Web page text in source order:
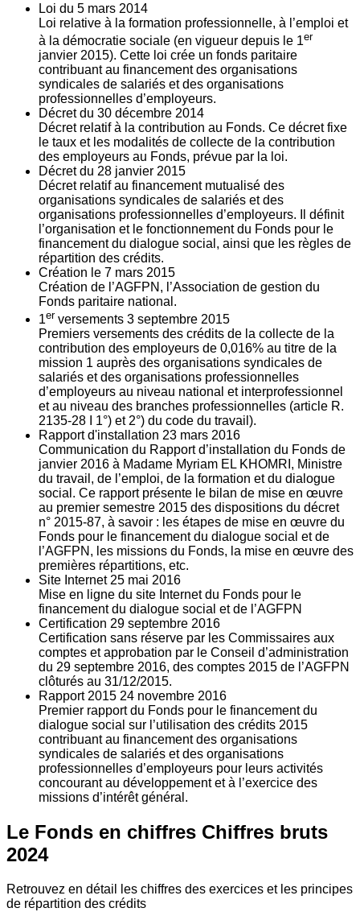
Loi du 5 mars 2014
Loi relative à la formation professionnelle, à l’emploi et
à la démocratie sociale (en vigueur depuis le 1er
janvier 2015). Cette loi crée un fonds paritaire
contribuant au financement des organisations
syndicales de salariés et des organisations
professionnelles d’employeurs.
Décret du 30 décembre 2014
Décret relatif à la contribution au Fonds. Ce décret fixe
le taux et les modalités de collecte de la contribution
des employeurs au Fonds, prévue par la loi.
Décret du 28 janvier 2015
Décret relatif au financement mutualisé des
organisations syndicales de salariés et des
organisations professionnelles d’employeurs. Il définit
l’organisation et le fonctionnement du Fonds pour le
financement du dialogue social, ainsi que les règles de
répartition des crédits.
Création le 7 mars 2015
Création de l’AGFPN, l’Association de gestion du
Fonds paritaire national.
1er versements 3 septembre 2015
Premiers versements des crédits de la collecte de la
contribution des employeurs de 0,016% au titre de la
mission 1 auprès des organisations syndicales de
salariés et des organisations professionnelles
d’employeurs au niveau national et interprofessionnel
et au niveau des branches professionnelles (article R.
2135‐28 I 1°) et 2°) du code du travail).
Rapport d'installation 23 mars 2016
Communication du Rapport d’installation du Fonds de
janvier 2016 à Madame Myriam EL KHOMRI, Ministre
du travail, de l’emploi, de la formation et du dialogue
social. Ce rapport présente le bilan de mise en œuvre
au premier semestre 2015 des dispositions du décret
n° 2015-87, à savoir : les étapes de mise en œuvre du
Fonds pour le financement du dialogue social et de
l’AGFPN, les missions du Fonds, la mise en œuvre des
premières répartitions, etc.
Site Internet 25 mai 2016
Mise en ligne du site Internet du Fonds pour le
financement du dialogue social et de l’AGFPN
Certification 29 septembre 2016
Certification sans réserve par les Commissaires aux
comptes et approbation par le Conseil d’administration
du 29 septembre 2016, des comptes 2015 de l’AGFPN
clôturés au 31/12/2015.
Rapport 2015 24 novembre 2016
Premier rapport du Fonds pour le financement du
dialogue social sur l’utilisation des crédits 2015
contribuant au financement des organisations
syndicales de salariés et des organisations
professionnelles d’employeurs pour leurs activités
concourant au développement et à l’exercice des
missions d’intérêt général.
Le Fonds en chiffres Chiffres bruts
2024
Retrouvez en détail les chiffres des exercices et les principes
de répartition des crédits